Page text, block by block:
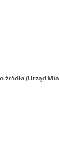
(Urząd